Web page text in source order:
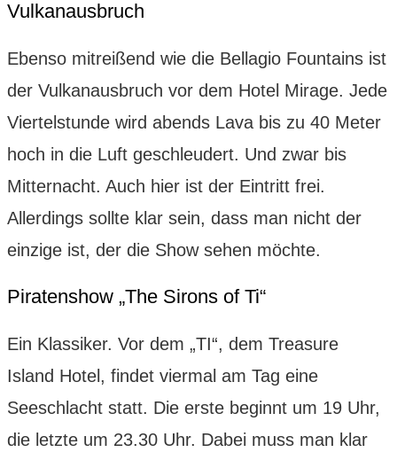
Vulkanausbruch
Ebenso mitreißend wie die Bellagio Fountains ist
der Vulkanausbruch vor dem Hotel Mirage. Jede
Viertelstunde wird abends Lava bis zu 40 Meter
hoch in die Luft geschleudert. Und zwar bis
Mitternacht. Auch hier ist der Eintritt frei.
Allerdings sollte klar sein, dass man nicht der
einzige ist, der die Show sehen möchte.
Piratenshow „The Sirons of Ti“
Ein Klassiker. Vor dem „TI“, dem Treasure
Island Hotel, findet viermal am Tag eine
Seeschlacht statt. Die erste beginnt um 19 Uhr,
die letzte um 23.30 Uhr. Dabei muss man klar